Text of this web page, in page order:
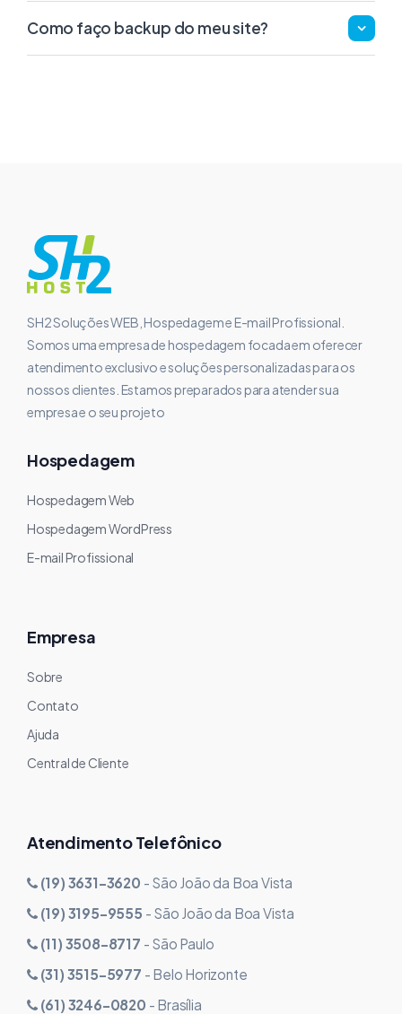
Como faço backup do meu site?
SH2 Soluções WEB, Hospedagem e E-mail Profissional.
Somos uma empresa de hospedagem focada em oferecer
atendimento exclusivo e soluções personalizadas para os
nossos clientes. Estamos preparados para atender sua
empresa e o seu projeto
Hospedagem
Hospedagem Web
Hospedagem WordPress
E-mail Profissional
Empresa
Sobre
Contato
Ajuda
Central de Cliente
Atendimento Telefônico
(19) 3631-3620 - São João da Boa Vista
(19) 3195-9555 - São João da Boa Vista
(11) 3508-8717 - São Paulo
(31) 3515-5977 - Belo Horizonte
(61) 3246-0820 - Brasília